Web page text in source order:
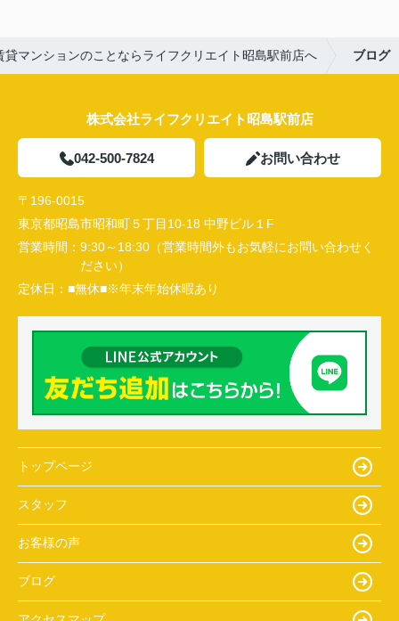
貸マンションのことならライフクリエイト昭島駅前店へ ブログ
株式会社ライフクリエイト昭島駅前店
042-500-7824 お問い合わせ
〒196-0015
東京都昭島市昭和町５丁目10-18 中野ビル１F
営業時間： 9:30～18:30（営業時間外もお気軽にお問い合わせく
ださい）
定休日： ■無休■※年末年始休暇あり
トップページ
スタッフ
お客様の声
ブログ